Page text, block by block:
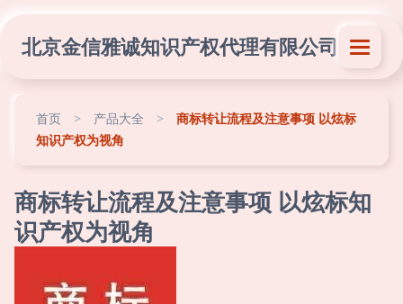
北京金信雅诚知识产权代理有限公司
首页 > 产品大全 >
商标转让流程及注意事项 以炫标
知识产权为视角
商标转让流程及注意事项 以炫标知
识产权为视角